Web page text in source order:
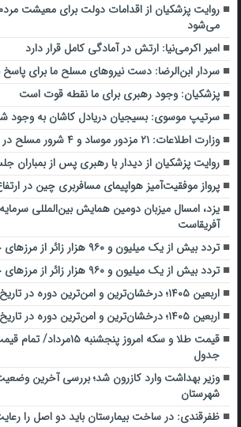
روایت پزشکیان از اقدامات دولت برای معیشت
می‌شود
امیر اکرمی‌نیا: ارتش در آمادگی کامل قرار دارد
سردار ابن‌الرضا: دست نیروهای مسلح ما برای
پزشکیان: وجود رهبری برای ما نقطه قوت است
سرتیپ موسوی: بسیجیان دریادل کاشان به وجود
وزارت اطلاعات: ۲۱ مزدور موساد و ۴ شرور مسلح در کرمان بازداشت شدند
روایت پزشکیان از دیدار با رهبری پس از بمباران
پرواز موفقیت‌آمیز هواپیمای مسافربری چین در
یزد، امسال میزبان دومین همایش بین‌المللی
آفریقاست
تردد بیش از یک میلیون و ۹۶۰ هزار زائر از مرزهای خوزستان
تردد بیش از یک میلیون و ۹۶۰ هزار زائر از مرزهای خوزستان
اربعین ۱۴۰۵؛ درخشان‌ترین و امن‌ترین دوره در تاریخ تردد زائران
اربعین ۱۴۰۵؛ درخشان‌ترین و امن‌ترین دوره در تاریخ تردد زائران
قیمت طلا و سکه امروز
جدول
وزیر بهداشت وارد کازرون شد؛ بررسی آخرین
شهرستان
ظفرقندی: در ساخت بیمارستان باید دو اصل را